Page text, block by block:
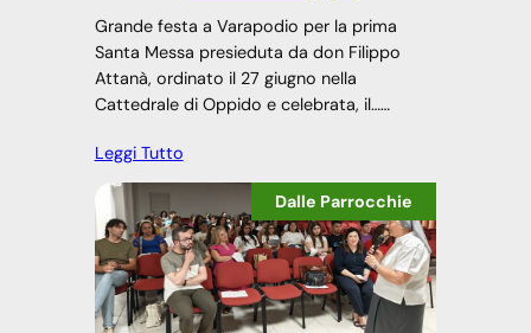
Grande festa a Varapodio per la prima
Santa Messa presieduta da don Filippo
Attanà, ordinato il 27 giugno nella
Cattedrale di Oppido e celebrata, il……
Leggi Tutto
Dalle Parrocchie